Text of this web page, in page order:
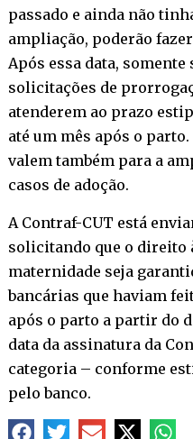
passado e ainda não
ampliação, poderão
Após essa data, somente
solicitações de
atenderem ao prazo
até um mês após o
valem também para a
casos de adoção.
A Contraf-CUT está
solicitando que o direito
maternidade seja
bancárias que haviam
após o parto a partir do
data da assinatura da
categoria – conforme
pelo banco.